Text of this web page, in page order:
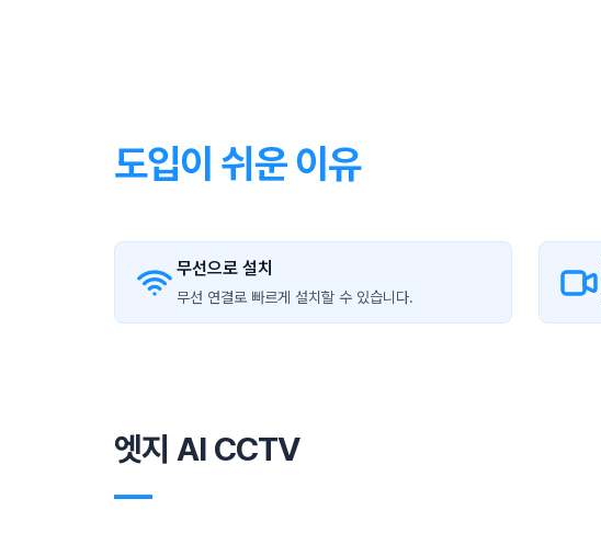
도입이 쉬운 이유
무선으로 설치
무선 연결로 빠르게 설치할 수 있습니다.
엣지 AI CCTV
―